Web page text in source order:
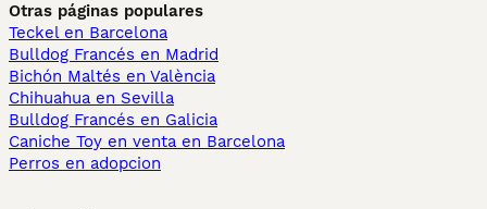
Otras páginas populares
Teckel en Barcelona
Bulldog Francés en Madrid
Bichón Maltés en València
Chihuahua en Sevilla
Bulldog Francés en Galicia
Caniche Toy en venta en Barcelona
Perros en adopcion